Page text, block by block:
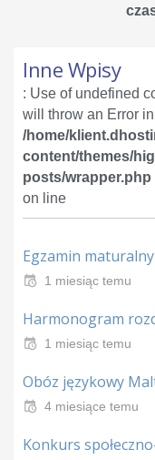
Inne Wpisy
: Use of undefined
will throw an Error
/home/
content/themes/
posts/wrapper.php
on line
Egzamin
1 miesiąc temu
Harmonogram
1 miesiąc temu
Obóz językowy
4 miesiące temu
Konkurs